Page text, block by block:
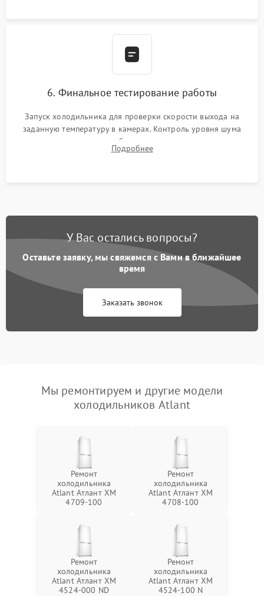
6. Финальное тестирование работы
Запуск холодильника для проверки скорости выхода на
заданную температуру в камерах. Контроль уровня шума
компрессора, отсутствия обмерзания стенок и корректного
срабатывания системы автоматической оттайки.
Подробнее
У Вас остались вопросы?
Оставьте заявку, мы свяжемся с Вами в ближайшее
время
Заказать звонок
Мы ремонтируем и другие модели
холодильников Atlant
Ремонт
холодильника
Atlant Атлант XM
4709-100
Ремонт
холодильника
Atlant Атлант XM
4708-100
Ремонт
холодильника
Atlant Атлант ХМ
4524-000 ND
Ремонт
холодильника
Atlant Атлант ХМ
4524-100 N